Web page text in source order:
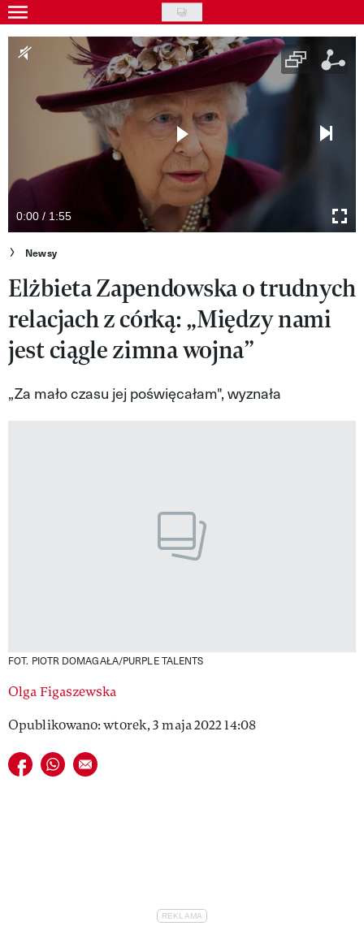
Skip
to
main
Gwiazdy
Moda
Styl życia
Kultura
Wideo
Nasze akcje
VIVA!ART
VIVA!MODA
0:00 / 1:55
Newsy
Elżbieta Zapendowska o trudnych
relacjach z córką: „Między nami
jest ciągle zimna wojna”
„Za mało czasu jej poświęcałam", wyznała
FOT. PIOTR DOMAGAŁA/PURPLE TALENTS
Olga Figaszewska
Opublikowano: wtorek, 3 maja 2022 14:08
Udostępnij na facebook
Udostępnij na whatsapp
E-mail do przyjaciela